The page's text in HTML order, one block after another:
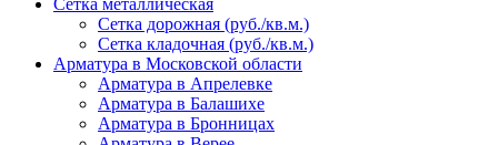
Сетка металлическая
Сетка дорожная (руб./кв.м.)
Сетка кладочная (руб./кв.м.)
Арматура в Московской области
Арматура в Апрелевке
Арматура в Балашихе
Арматура в Бронницах